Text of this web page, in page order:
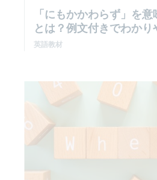
「にもかかわらず」を
とは？例文付きでわかり
英語教材